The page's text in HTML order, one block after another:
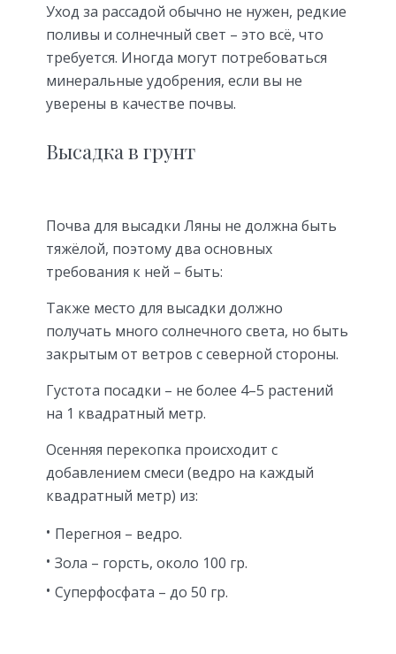
Уход за рассадой обычно не нужен, редкие
поливы и солнечный свет – это всё, что
требуется. Иногда могут потребоваться
минеральные удобрения, если вы не
уверены в качестве почвы.
Высадка в грунт
Почва для высадки Ляны не должна быть
тяжёлой, поэтому два основных
требования к ней – быть:
Также место для высадки должно
получать много солнечного света, но быть
закрытым от ветров с северной стороны.
Густота посадки – не более 4–5 растений
на 1 квадратный метр.
Осенняя перекопка происходит с
добавлением смеси (ведро на каждый
квадратный метр) из:
Перегноя – ведро.
Зола – горсть, около 100 гр.
Суперфосфата – до 50 гр.